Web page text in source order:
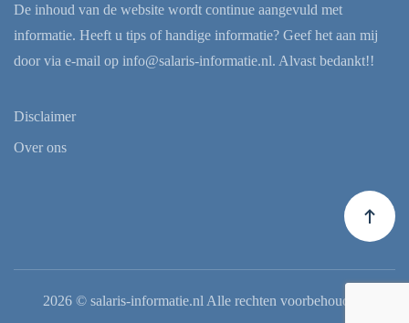
De inhoud van de website wordt continue aangevuld met
informatie. Heeft u tips of handige informatie? Geef het aan mij
door via e-mail op info@salaris-informatie.nl. Alvast bedankt!!
Disclaimer
Over ons
2026© salaris-informatie.nl Alle rechten voorbehouden.